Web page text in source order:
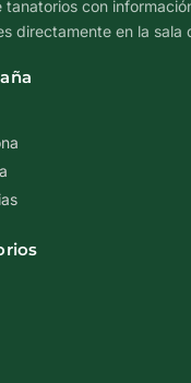
tanatorios con
directamente en la sala